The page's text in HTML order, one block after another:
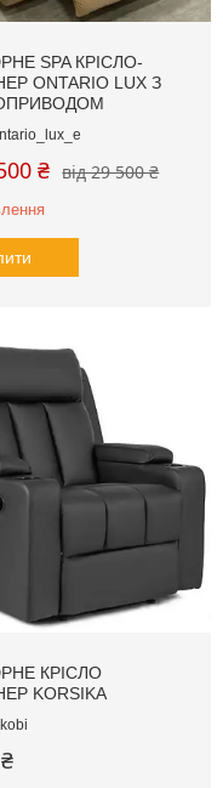
SPA КРІСЛО-
ONTARIO LUX З
від 29 500 ₴
₴
КРІСЛО
KORSIKA